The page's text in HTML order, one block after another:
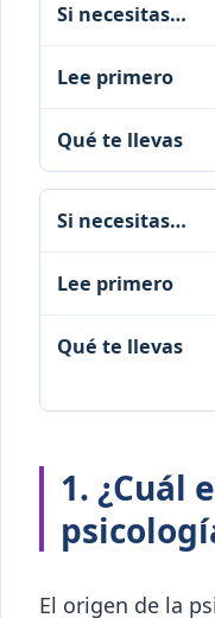
1. ¿Cuál
El origen de la